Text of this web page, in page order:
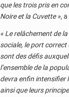
que les trois pris en
Noire et la Cuvette »,
« Le relâchement de
sociale, le port correct
sont des défis
l’ensemble de la
devra enfin intensifier
ainsi que leurs